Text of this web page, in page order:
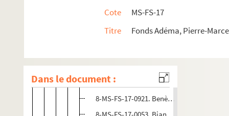
Cote
MS-FS-17
Titre
Fonds Adéma, Pierre-
Dans le document :
8-MS-FS-17-0048. Baedeker, librairie Hugo
8-MS-FS-17-0050. Bakst, Léon
8-MS-FS-17-0051. Béhague, Marie-
8-MS-FS-17-0921. Benès, O.